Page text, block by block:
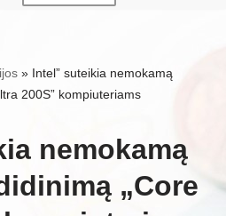
» Intel” suteikia nemokamą
200S” kompiuteriams
nemokamą
„Core